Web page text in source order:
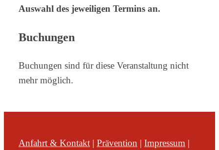
Auswahl des jeweiligen Termins an.
Buchungen
Buchungen sind für diese Veranstaltung nicht
mehr möglich.
Anfahrt & Kontakt | Prävention | Impressum |